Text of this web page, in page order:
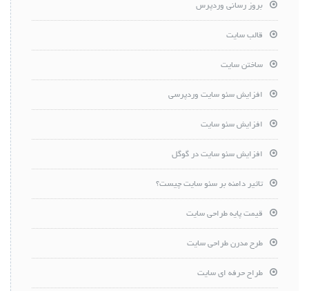
بروز رسانی وردپرس
قالب سایت
ساختن سایت
افزایش سئو سایت وردپرسی
افزایش سئو سایت
افزایش سئو سایت در گوگل
تاثیر دامنه بر سئو سایت چیست؟
قیمت پایه طراحی سایت
طرح مدرن طراحی سایت
طراح حرفه ای سایت